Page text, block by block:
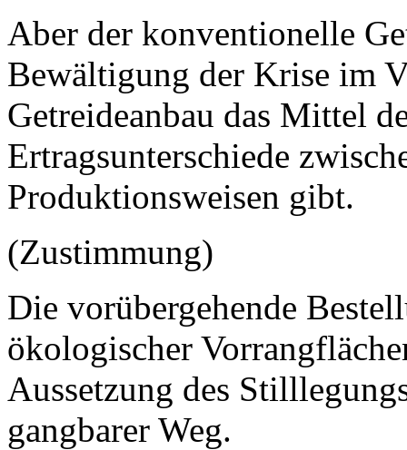
Aber der konventionelle
Bewältigung der Krise im
Getreideanbau das Mittel
Ertragsunterschiede
Produktionsweisen gibt.
(Zustimmung)
Die vorübergehende
ökologischer
Aussetzung des
gangbarer Weg.